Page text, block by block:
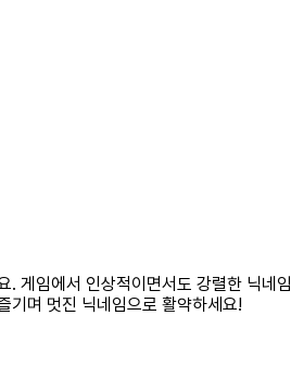
게임에서 인상적이면서도 강렬한 닉
기며 멋진 닉네임으로 활약하세요!